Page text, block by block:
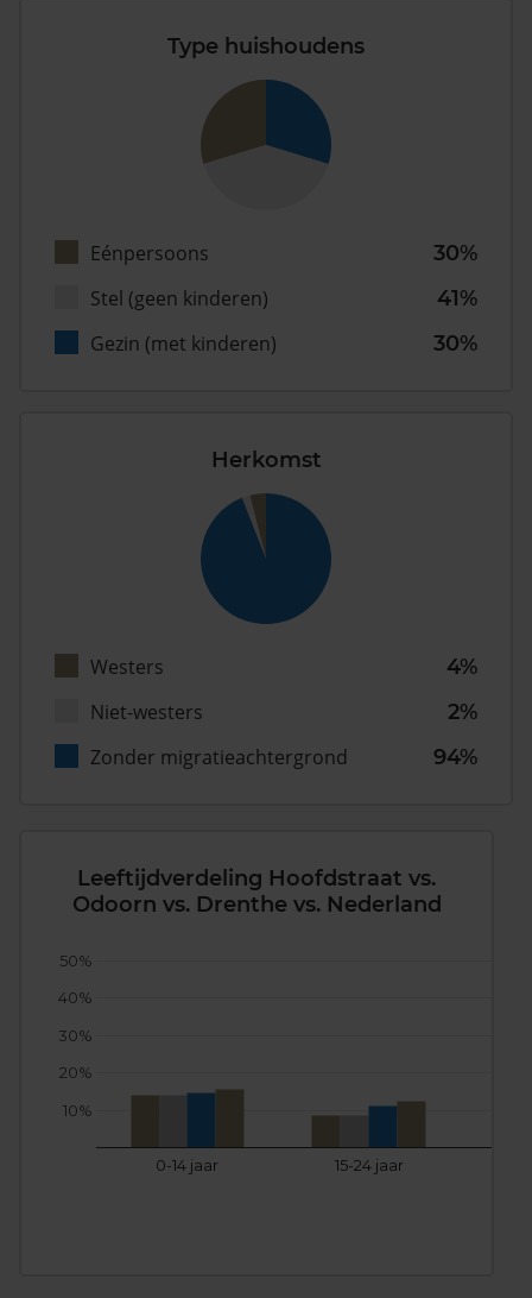
Type huishoudens
Eénpersoons
30%
Stel (geen kinderen)
41%
Gezin (met kinderen)
30%
Herkomst
Westers
4%
Niet-westers
2%
Zonder migratieachtergrond
94%
Leeftijdverdeling Hoofdstraat vs.
Odoorn vs. Drenthe vs. Nederland
0-14 jaar 15-24 jaar
10%
20%
30%
40%
50%